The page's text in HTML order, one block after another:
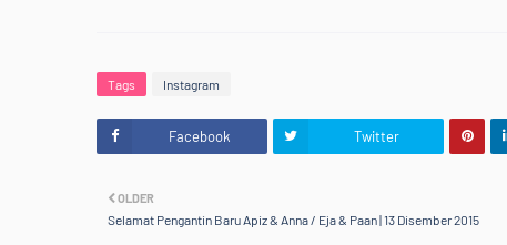
Tags Instagram
Facebook Twitter
OLDER
Selamat Pengantin Baru Apiz & Anna / Eja & Paan | 13 Disember 2015